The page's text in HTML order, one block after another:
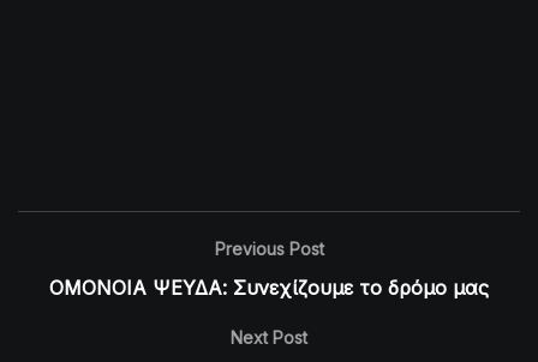
Previous Post
ΟΜΟΝΟΙΑ ΨΕΥΔΑ: Συνεχίζουμε το δρόμο μας
Next Post